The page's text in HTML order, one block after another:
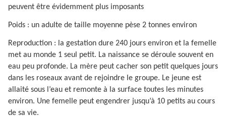
peuvent être évidemment plus imposants
Poids : un adulte de taille moyenne pèse 2 tonnes environ
Reproduction : la gestation dure 240 jours environ et la femelle
met au monde 1 seul petit. La naissance se déroule souvent en
eau peu profonde. La mère peut cacher son petit quelques jours
dans les roseaux avant de rejoindre le groupe. Le jeune est
allaité sous l’eau et remonte à la surface toutes les minutes
environ. Une femelle peut engendrer jusqu’à 10 petits au cours
de sa vie.